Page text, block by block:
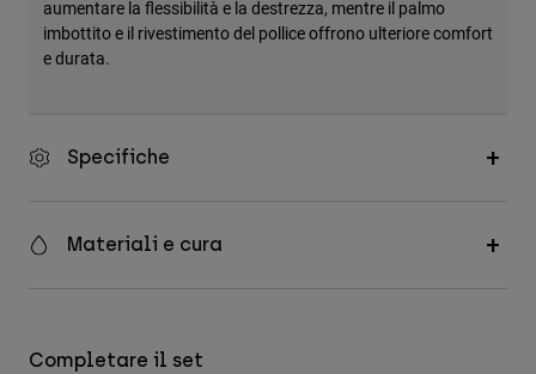
aumentare la flessibilità e la destrezza, mentre il palmo
imbottito e il rivestimento del pollice offrono ulteriore comfort
e durata.
Specifiche
Materiali e cura
Completare il set